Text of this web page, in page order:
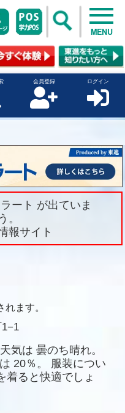
MENU
会員登録 ログイン
ート が出ていま
。
報サイト
ます。
気は 曇のち晴れ。
20％。
服装につい
着ると快適でしょ